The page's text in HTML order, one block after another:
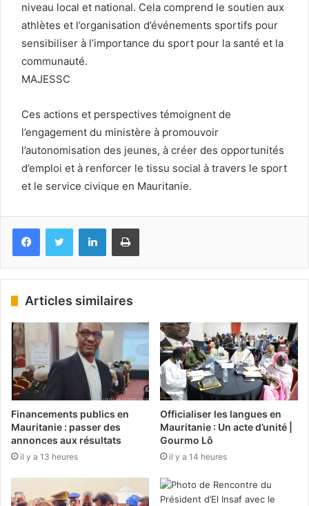
niveau local et national. Cela comprend le soutien aux
athlètes et l’organisation d’événements sportifs pour
sensibiliser à l’importance du sport pour la santé et la
communauté.
MAJESSC
Ces actions et perspectives témoignent de
l’engagement du ministère à promouvoir
l’autonomisation des jeunes, à créer des opportunités
d’emploi et à renforcer le tissu social à travers le sport
et le service civique en Mauritanie.
FacebookTwitter LinkedinImprimer
Articles similaires
Financements publics en
Mauritanie : passer des
annonces aux résultats
il y a 13 heures
Officialiser les langues en
Mauritanie : Un acte d’unité |
Gourmo Lô
il y a 14 heures